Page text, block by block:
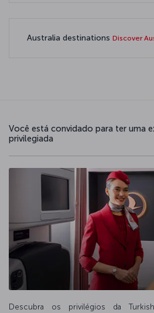
Australia destinations Discover
Você está convidado para ter uma
privilegiada
Descubra os privilégios da